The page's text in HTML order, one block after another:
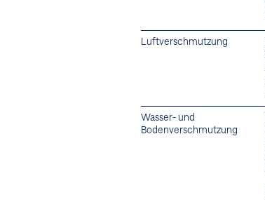
Luftverschmutzung
Wasser- und
Bodenverschmutzung